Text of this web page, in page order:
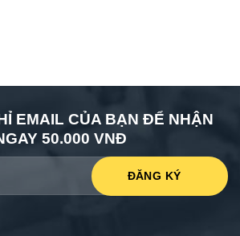
EMAIL CỦA BẠN ĐỂ NHẬN
50.000 VNĐ